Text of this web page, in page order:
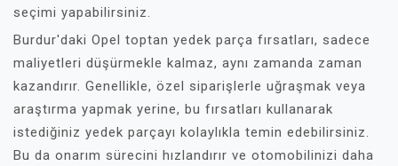
seçimi yapabilirsiniz.
Burdur'daki Opel toptan yedek parça fırsatları, sadece
maliyetleri düşürmekle kalmaz, aynı zamanda zaman
kazandırır. Genellikle, özel siparişlerle uğraşmak veya
araştırma yapmak yerine, bu fırsatları kullanarak
istediğiniz yedek parçayı kolaylıkla temin edebilirsiniz.
Bu da onarım sürecini hızlandırır ve otomobilinizi daha